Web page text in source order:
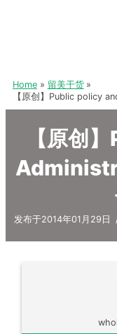
Home
留美干货
【原创】Public policy
【原创
发布于2014年01月29日